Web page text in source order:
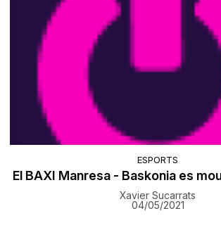
ESPORTS
El BAXI Manresa - Baskonia es
Xavier Sucarrats
04/05/2021